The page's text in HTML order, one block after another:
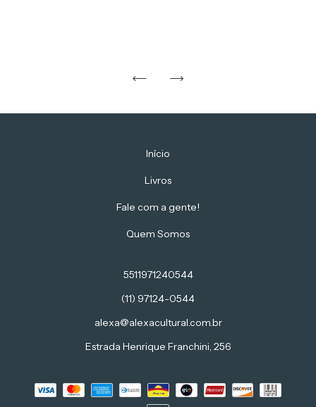
Início
Livros
Fale com a gente!
Quem Somos
5511971240544
(11) 97124-0544
alexa@alexacultural.com.br
Estrada Henrique Franchini, 256